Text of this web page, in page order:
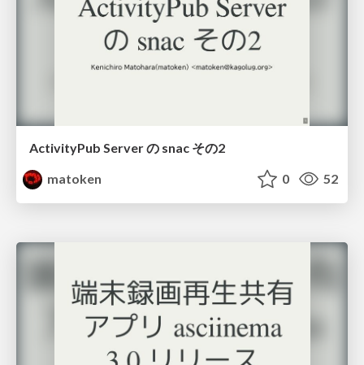
ActivityPub Server の snac その2
matoken
0 52